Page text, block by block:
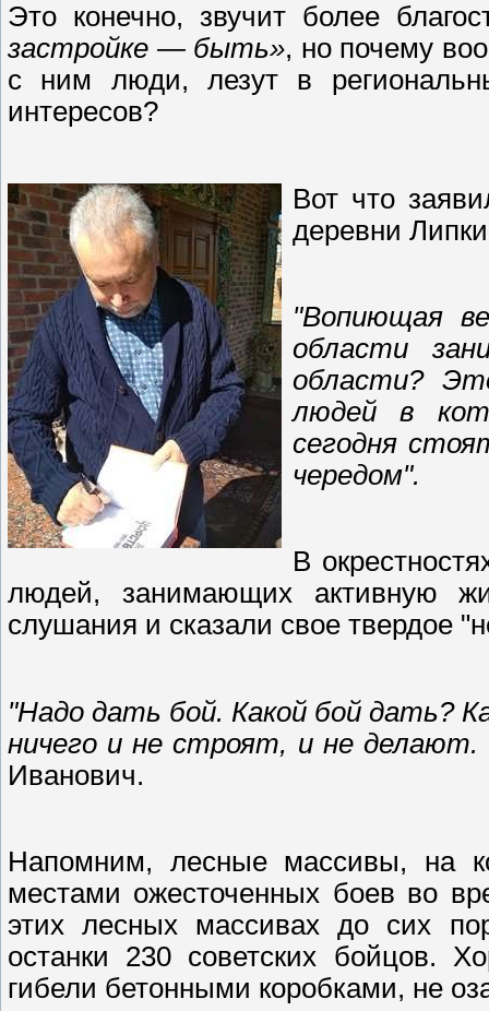
Это конечно, звучит более
застройке — быть», но почему
с ним люди, лезут в
интересов?
Вот что
деревни
"Вопиющая
области
области?
людей в
сегодня
чередом".
В
людей, занимающих активную
слушания и сказали свое твердое
"Надо дать бой. Какой бой дать?
ничего и не строят, и не делают.
Иванович.
Напомним, лесные массивы, на
местами ожесточенных боев во
этих лесных массивах до сих
останки 230 советских бойцов.
гибели бетонными коробками, не